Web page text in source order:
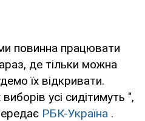
повинна працювати
де тільки можна
їх відкривати.
усі сидітимуть ",
РБК-Україна .